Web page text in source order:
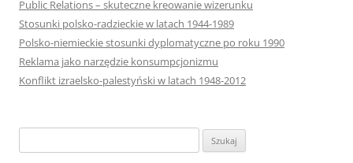
Public Relations – skuteczne kreowanie wizerunku
Stosunki polsko-radzieckie w latach 1944-1989
Polsko-niemieckie stosunki dyplomatyczne po roku 1990
Reklama jako narzędzie konsumpcjonizmu
Konflikt izraelsko-palestyński w latach 1948-2012
z